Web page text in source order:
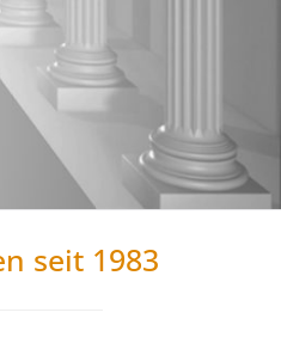
seit 1983